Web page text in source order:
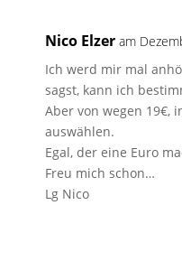
Nico Elzer am
Ich werd mir mal
sagst, kann ich
Aber von wegen 19€,
auswählen.
Egal, der eine Euro
Freu mich schon…
Lg Nico